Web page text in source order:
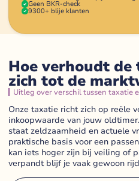
Geen BKR-check
9300+ blije klanten
Hoe verhoudt
zich tot de
Uitleg over verschil tussen taxatie
Onze taxatie richt zich op reële
inkoopwaarde van jouw
staat zeldzaamheid en actuele
praktische basis voor een
kan iets hoger zijn bij veiling of
verpandt blijf je vaak gewoon